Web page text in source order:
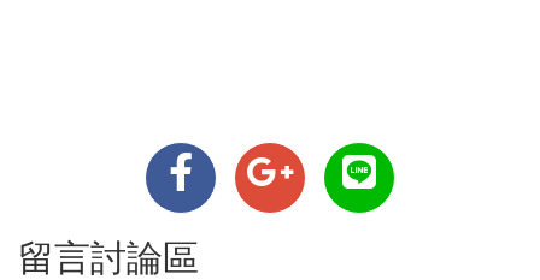
留言討論區